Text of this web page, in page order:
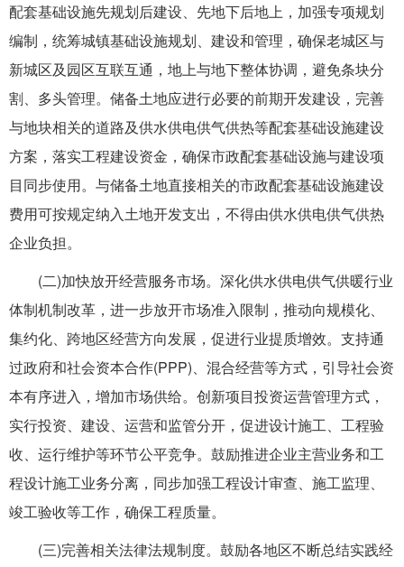
配套基础设施先规划后建设、先地下后地上，加强专项规划
编制，统筹城镇基础设施规划、建设和管理，确保老城区与
新城区及园区互联互通，地上与地下整体协调，避免条块分
割、多头管理。储备土地应进行必要的前期开发建设，完善
与地块相关的道路及供水供电供气供热等配套基础设施建设
方案，落实工程建设资金，确保市政配套基础设施与建设项
目同步使用。与储备土地直接相关的市政配套基础设施建设
费用可按规定纳入土地开发支出，不得由供水供电供气供热
企业负担。
(二)加快放开经营服务市场。深化供水供电供气供暖行业
体制机制改革，进一步放开市场准入限制，推动向规模化、
集约化、跨地区经营方向发展，促进行业提质增效。支持通
过政府和社会资本合作(PPP)、混合经营等方式，引导社会资
本有序进入，增加市场供给。创新项目投资运营管理方式，
实行投资、建设、运营和监管分开，促进设计施工、工程验
收、运行维护等环节公平竞争。鼓励推进企业主营业务和工
程设计施工业务分离，同步加强工程设计审查、施工监理、
竣工验收等工作，确保工程质量。
(三)完善相关法律法规制度。鼓励各地区不断总结实践经